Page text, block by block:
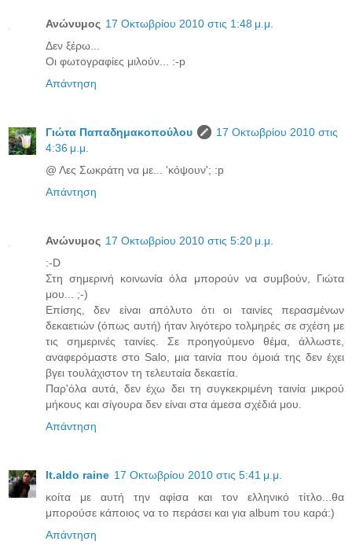
Ανώνυμος 17 Οκτωβρίου 2010 στις 1:48 μ.μ.
Δεν ξέρω...
Οι φωτογραφίες μιλούν... :-p
Απάντηση
Γιώτα Παπαδημακοπούλου
17 Οκτωβρίου 2010 στις
4:36 μ.μ.
@ Λες Σωκράτη να με... 'κόψουν'; :p
Απάντηση
Ανώνυμος 17 Οκτωβρίου 2010 στις 5:20 μ.μ.
:-D
Στη σημερινή κοινωνία όλα μπορούν να συμβούν, Γιώτα
μου... ;-)
Επίσης, δεν είναι απόλυτο ότι οι ταινίες περασμένων
δεκαετιών (όπως αυτή) ήταν λιγότερο τολμηρές σε σχέση με
τις σημερινές ταινίες. Σε προηγούμενο θέμα, άλλωστε,
αναφερόμαστε στο Salo, μια ταινία που όμοιά της δεν έχει
βγει τουλάχιστον τη τελευταία δεκαετία.
Παρ'όλα αυτά, δεν έχω δει τη συγκεκριμένη ταινία μικρού
μήκους και σίγουρα δεν είναι στα άμεσα σχέδιά μου.
Απάντηση
lt.aldo raine 17 Οκτωβρίου 2010 στις 5:41 μ.μ.
κοίτα με αυτή την αφίσα και τον ελληνικό τίτλο...θα
μπορούσε κάποιος να το περάσει και για album του καρά:)
Απάντηση